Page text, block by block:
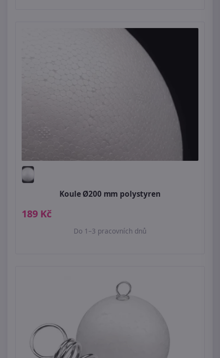
Koule Ø200 mm polystyren
189 Kč
Do 1–3 pracovních dnů